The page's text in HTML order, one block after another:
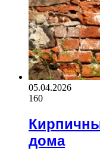
05.04.2026
160
дома